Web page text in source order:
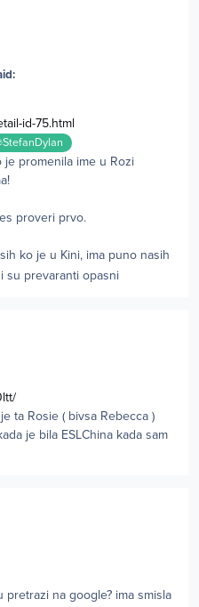
id-75.html
je promenila ime u Rozi
proveri prvo.
ko je u Kini, ima puno nasih
su prevaranti opasni
ta Rosie ( bivsa Rebecca )
je bila ESLChina kada sam
na google? ima smisla